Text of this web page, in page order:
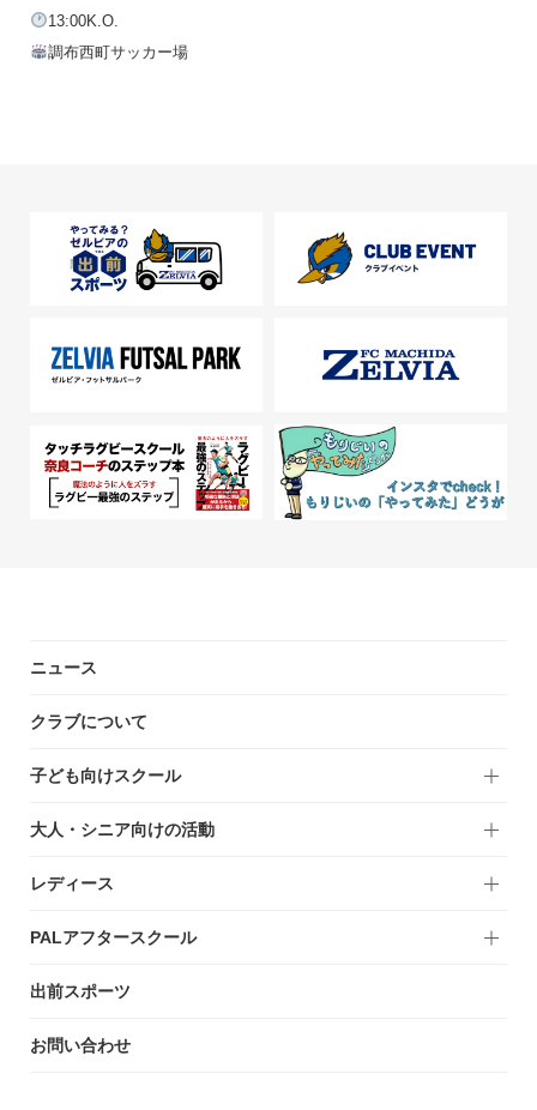
13:00K.O.
調布西町サッカー場
ニュース
クラブについて
子ども向けスクール
大人・シニア向けの活動
レディース
PALアフタースクール
出前スポーツ
お問い合わせ